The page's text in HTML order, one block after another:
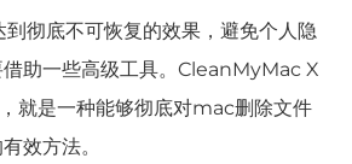
彻底不可恢复的效果，避免个人隐
助一些高级工具。CleanMyMac X
就是一种能够彻底对mac删除文件
效方法。